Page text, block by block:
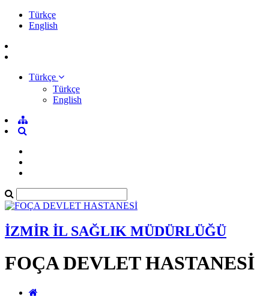
Türkçe
English
Türkçe
Türkçe
English
İZMİR İL SAĞLIK MÜDÜRLÜĞÜ
FOÇA DEVLET HASTANESİ